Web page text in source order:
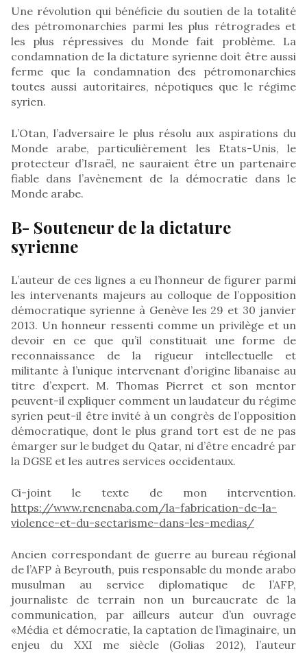
Une révolution qui bénéficie du soutien de la totalité
des pétromonarchies parmi les plus rétrogrades et
les plus répressives du Monde fait problème. La
condamnation de la dictature syrienne doit être aussi
ferme que la condamnation des pétromonarchies
toutes aussi autoritaires, népotiques que le régime
syrien.
L’Otan, l’adversaire le plus résolu aux aspirations du
Monde arabe, particulièrement les Etats-Unis, le
protecteur d’Israël, ne sauraient être un partenaire
fiable dans l’avènement de la démocratie dans le
Monde arabe.
B- Souteneur de la dictature
syrienne
L’auteur de ces lignes a eu l’honneur de figurer parmi
les intervenants majeurs au colloque de l’opposition
démocratique syrienne à Genève les 29 et 30 janvier
2013. Un honneur ressenti comme un privilège et un
devoir en ce que qu’il constituait une forme de
reconnaissance de la rigueur intellectuelle et
militante à l’unique intervenant d’origine libanaise au
titre d’expert. M. Thomas Pierret et son mentor
peuvent-il expliquer comment un laudateur du régime
syrien peut-il être invité à un congrès de l’opposition
démocratique, dont le plus grand tort est de ne pas
émarger sur le budget du Qatar, ni d’être encadré par
la DGSE et les autres services occidentaux.
Ci-joint le texte de mon intervention.
https://www.renenaba.com/la-fabrication-de-la-
violence-et-du-sectarisme-dans-les-medias/
Ancien correspondant de guerre au bureau régional
de l’AFP à Beyrouth, puis responsable du monde arabo
musulman au service diplomatique de l’AFP,
journaliste de terrain non un bureaucrate de la
communication, par ailleurs auteur d’un ouvrage
«Média et démocratie, la captation de l’imaginaire, un
enjeu du XXI me siècle (Golias 2012), l’auteur